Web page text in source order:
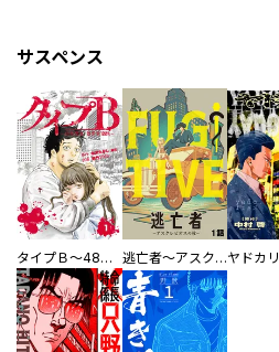
サスペンス
タイプＢ～48時間後、致死率100％～【単話】 逃亡者～アスクレピオスの杖～ヤドカリ